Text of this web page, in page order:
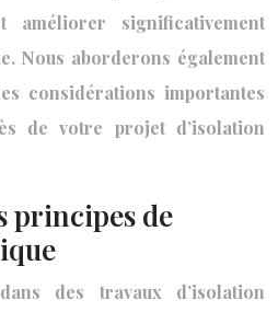
améliorer significativement
Nous aborderons également
considérations importantes
de votre projet d’isolation
principes de
des travaux d’isolation